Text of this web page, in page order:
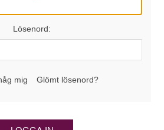
Lösenord:
mig Glömt lösenord?